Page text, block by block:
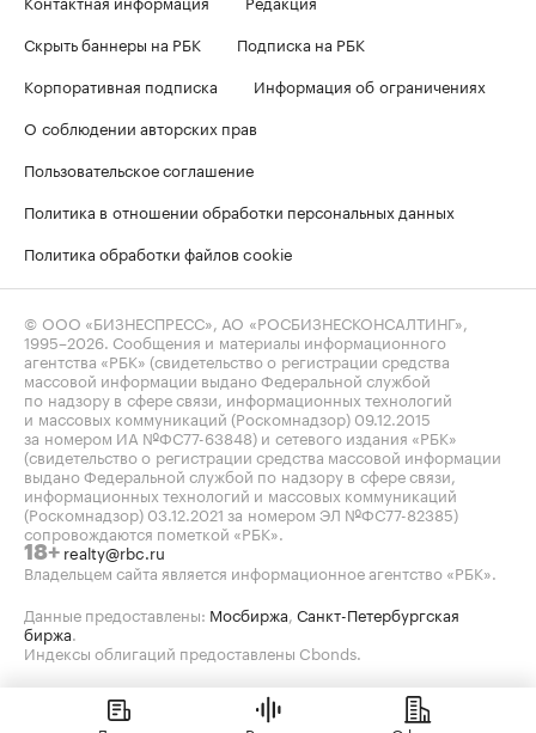
Скрыть баннеры на РБК
Подписка на РБК
Корпоративная подписка
Информация об ограничениях
О соблюдении авторских прав
Пользовательское соглашение
Политика в отношении обработки персональных данных
Политика обработки файлов cookie
© ООО «БИЗНЕСПРЕСС», АО «РОСБИЗНЕСКОНСАЛТИНГ»,
1995–2026 . Сообщения и материалы информационного
агентства «РБК» (свидетельство о регистрации средства
массовой информации выдано Федеральной службой
по надзору в сфере связи, информационных технологий
и массовых коммуникаций (Роскомнадзор) 09.12.2015
за номером ИА №ФС77-63848) и сетевого издания «РБК»
(свидетельство о регистрации средства массовой информации
выдано Федеральной службой по надзору в сфере связи,
информационных технологий и массовых коммуникаций
(Роскомнадзор) 03.12.2021 за номером ЭЛ №ФС77-82385)
сопровождаются пометкой «РБК».
18+ realty@rbc.ru
Владельцем сайта является информационное агентство «РБК».
Данные предоставлены: Мосбиржа Санкт-Петербургская
биржа
Индексы облигаций предоставлены Cbonds.